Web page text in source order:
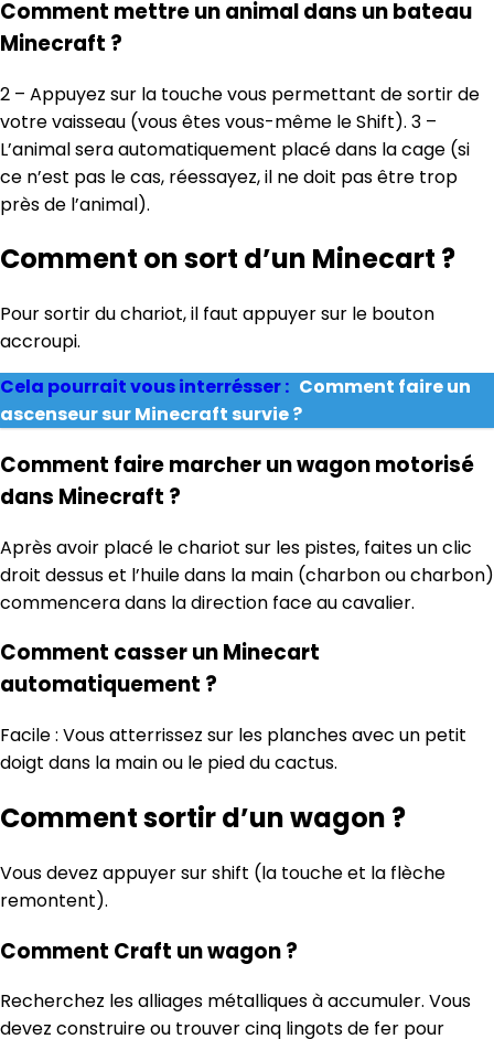
Comment mettre un animal dans un bateau
Minecraft ?
2 – Appuyez sur la touche vous permettant de sortir de
votre vaisseau (vous êtes vous-même le Shift). 3 –
L’animal sera automatiquement placé dans la cage (si
ce n’est pas le cas, réessayez, il ne doit pas être trop
près de l’animal).
Comment on sort d’un Minecart ?
Pour sortir du chariot, il faut appuyer sur le bouton
accroupi.
Cela pourrait vous interrésser : Comment faire un
ascenseur sur Minecraft survie ?
Comment faire marcher un wagon motorisé
dans Minecraft ?
Après avoir placé le chariot sur les pistes, faites un clic
droit dessus et l’huile dans la main (charbon ou charbon)
commencera dans la direction face au cavalier.
Comment casser un Minecart
automatiquement ?
Facile : Vous atterrissez sur les planches avec un petit
doigt dans la main ou le pied du cactus.
Comment sortir d’un wagon ?
Vous devez appuyer sur shift (la touche et la flèche
remontent).
Comment Craft un wagon ?
Recherchez les alliages métalliques à accumuler. Vous
devez construire ou trouver cinq lingots de fer pour